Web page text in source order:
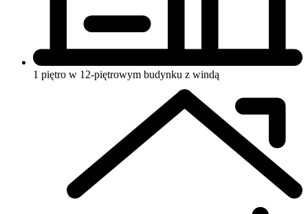
1 piętro w 12-piętrowym budynku z windą